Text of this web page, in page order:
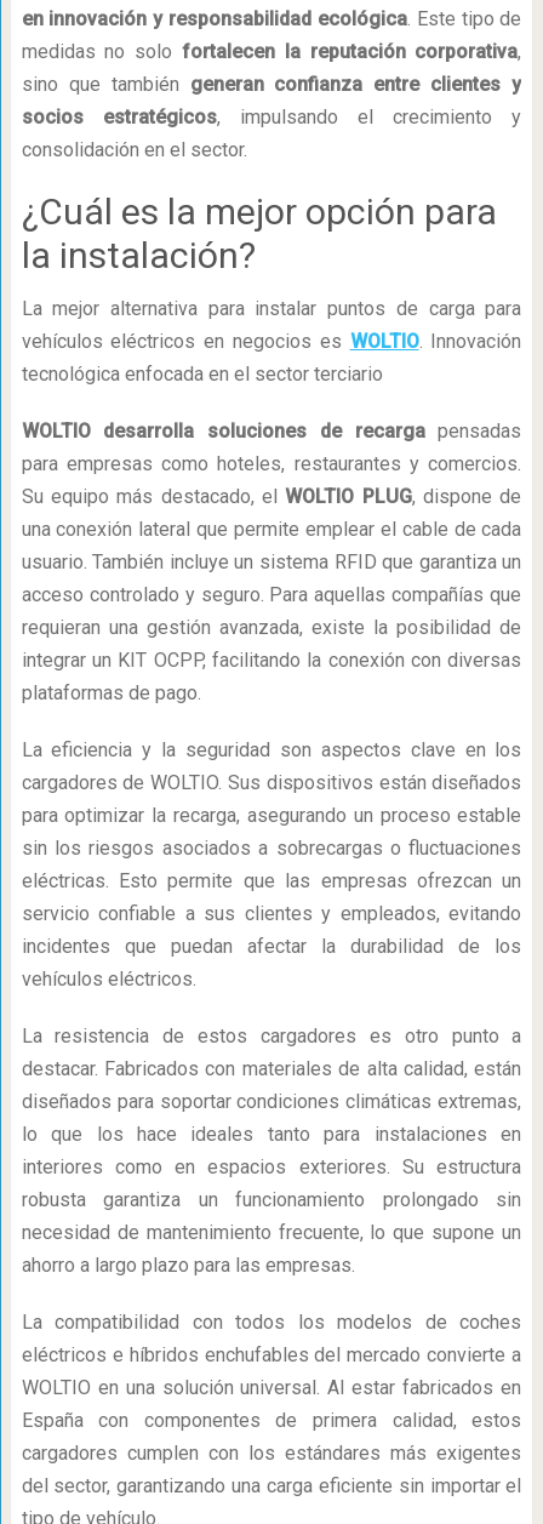
en innovación y responsabilidad ecológica. Este tipo de
medidas no solo fortalecen la reputación corporativa,
sino que también generan confianza entre clientes y
socios estratégicos, impulsando el crecimiento y
consolidación en el sector.
¿Cuál es la mejor opción para
la instalación?
La mejor alternativa para instalar puntos de carga para
vehículos eléctricos en negocios es WOLTIO. Innovación
tecnológica enfocada en el sector terciario
WOLTIO desarrolla soluciones de recargapensadas
para empresas como hoteles, restaurantes y comercios.
Su equipo más destacado, elWOLTIO PLUG, dispone de
una conexión lateral que permite emplear el cable de cada
usuario. También incluye un sistema RFID que garantiza un
acceso controlado y seguro. Para aquellas compañías que
requieran una gestión avanzada, existe la posibilidad de
integrar un KIT OCPP, facilitando la conexión con diversas
plataformas de pago.
La eficiencia y la seguridad son aspectos clave en los
cargadores de WOLTIO. Sus dispositivos están diseñados
para optimizar la recarga, asegurando un proceso estable
sin los riesgos asociados a sobrecargas o fluctuaciones
eléctricas. Esto permite que las empresas ofrezcan un
servicio confiable a sus clientes y empleados, evitando
incidentes que puedan afectar la durabilidad de los
vehículos eléctricos.
La resistencia de estos cargadores es otro punto a
destacar. Fabricados con materiales de alta calidad, están
diseñados para soportar condiciones climáticas extremas,
lo que los hace ideales tanto para instalaciones en
interiores como en espacios exteriores. Su estructura
robusta garantiza un funcionamiento prolongado sin
necesidad de mantenimiento frecuente, lo que supone un
ahorro a largo plazo para las empresas.
La compatibilidad con todos los modelos de coches
eléctricos e híbridos enchufables del mercado convierte a
WOLTIO en una solución universal. Al estar fabricados en
España con componentes de primera calidad, estos
cargadores cumplen con los estándares más exigentes
del sector, garantizando una carga eficiente sin importar el
tipo de vehículo.